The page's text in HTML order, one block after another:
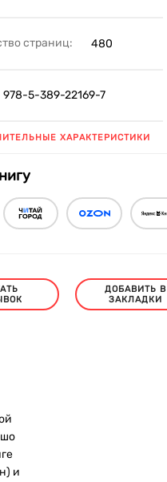
страниц: 480
978-5-389-22169-7
ХАРАКТЕРИСТИКИ
ДОБАВИТЬ В
ЗАКЛАДКИ
и